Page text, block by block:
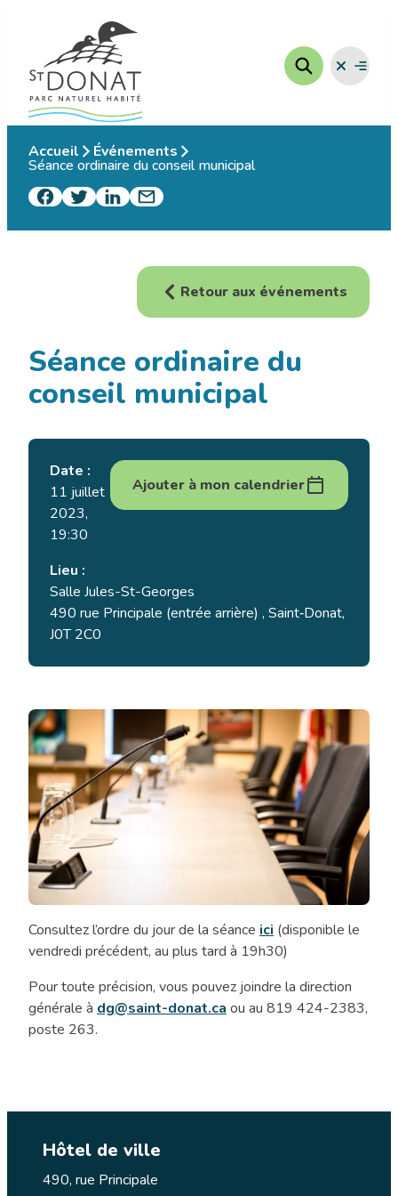
contenu
Fermer
le
Ouvrir
le
Accueil Événements
Séance ordinaire du conseil municipal
Retour aux événements
Séance ordinaire du
conseil municipal
Ajouter à mon calendrier
Date :
11 juillet
2023,
19:30
Lieu :
Salle Jules-St-Georges
490 rue Principale (entrée arrière) , Saint‑Donat,
J0T 2C0
Séance
ordinaire
conseil
municipal
Consultez l’ordre du jour de la séance ici (disponible le
vendredi précédent, au plus tard à 19h30)
Pour toute précision, vous pouvez joindre la direction
générale à dg@saint-donat.ca ou au 819 424-2383,
poste 263.
Hôtel de ville
490, rue Principale